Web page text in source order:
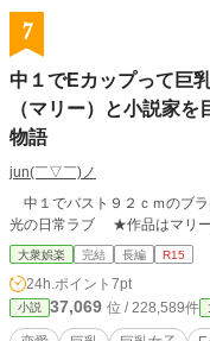
7
中１でEカップって巨
（マリー）と小説家
物語
jun(￣▽￣)ノ
中１でバスト９２ｃｍのブラ
光の日常ラブ ★作品
大衆娯楽 完結 長編 R15
24h.ポイント 7pt
小説 37,069 位 / 228,589件